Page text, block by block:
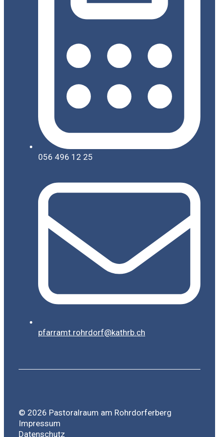
056 496 12 25
pfarramt.rohrdorf@kathrb.ch
© 2026 Pastoralraum am Rohrdorferberg
Impressum
Datenschutz